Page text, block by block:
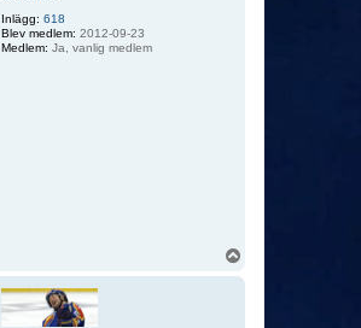
Inlägg: 618
Blev medlem: 2012-09-23
Medlem: Ja, vanlig medlem